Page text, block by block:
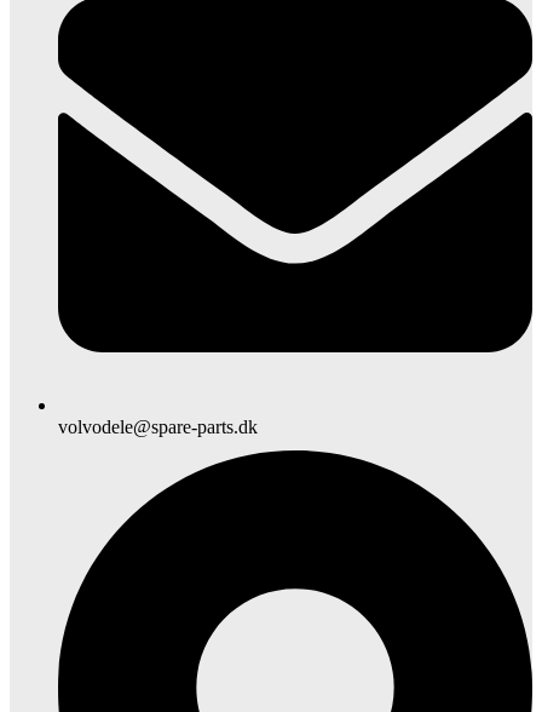
volvodele@spare-parts.dk